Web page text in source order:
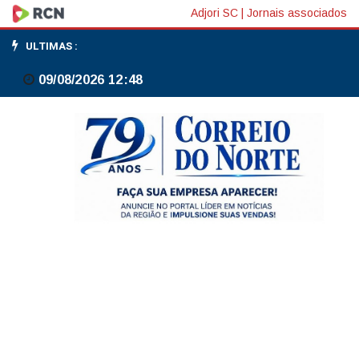
Beatriz
Arcoverde,
da
categoria
Adjori SC Jornais associados
ULTIMAS :
09/08/2026 12:48